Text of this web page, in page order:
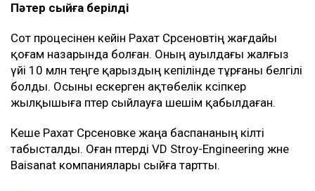
Пәтер сыйға берілді
Сот процесінен кейін Рахат Сәрсеновтің жағдайы
қоғам назарында болған. Оның ауылдағы жалғыз
үйі 10 млн теңге қарыздың кепілінде тұрғаны белгілі
болды. Осыны ескерген ақтөбелік кәсіпкер
жылқышыға пәтер сыйлауға шешім қабылдаған.
Кеше Рахат Сәрсеновке жаңа баспананың кілті
табысталды. Оған пәтерді VD Stroy-Engineering және
Baisanat компаниялары сыйға тартты.